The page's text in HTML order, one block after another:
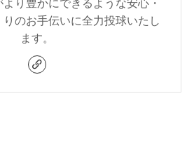
り豊かにできるような安心・
のお手伝いに全力投球いたし
ます。